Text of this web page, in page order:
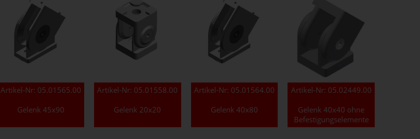
Artikel-Nr: 05.01565.00
Gelenk 45x90
Artikel-Nr: 05.01558.00
Gelenk 20x20
Artikel-Nr: 05.01564.00
Gelenk 40x80
Artikel-Nr: 05.02449.00
Gelenk 40x40 ohne
Befestigungselemente